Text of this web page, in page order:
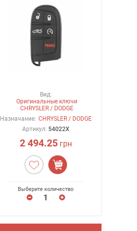
Вид:
Оригинальные ключи
CHRYSLER / DODGE
Назначание: CHRYSLER / DODGE
Артикул: 54022X
2 494.25грн
Выберите количество